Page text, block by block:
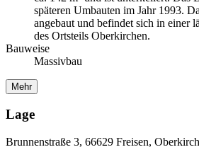
späteren Umbauten im Jahr 1993.
angebaut und befindet sich in einer
des Ortsteils Oberkirchen.
Bauweise
Massivbau
Mehr
Lage
Brunnenstraße 3, 66629 Freisen,